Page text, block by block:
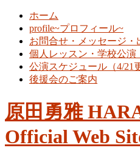
ホーム
profile~プロフィール~
お問合せ・メッセージ・
個人レッスン・学校公演
公演スケジュール（4/21
後援会のご案内
原田勇雅
Official Web